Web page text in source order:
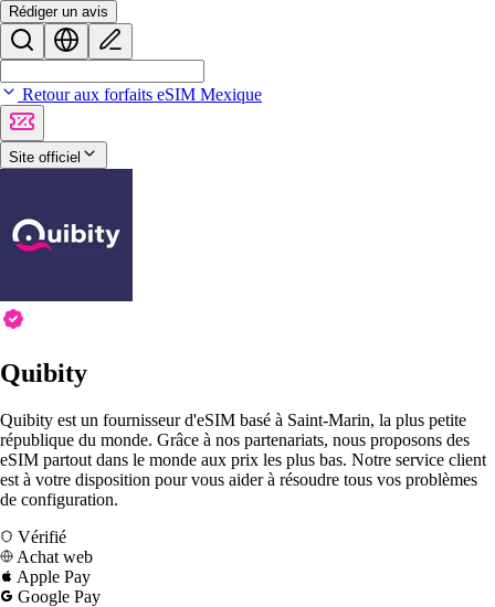
Rédiger un avis
Retour aux forfaits eSIM Mexique
Site officiel
Quibity
Quibity est un fournisseur d'eSIM basé à Saint-Marin, la plus petite
république du monde. Grâce à nos partenariats, nous proposons des
eSIM partout dans le monde aux prix les plus bas. Notre service client
est à votre disposition pour vous aider à résoudre tous vos problèmes
de configuration.
Vérifié
Achat web
Apple Pay
Google Pay